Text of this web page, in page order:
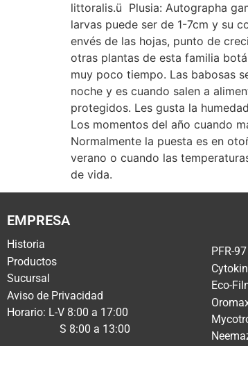
littoralis.ü Plusia: Autographa
larvas puede ser de 1-7cm y su
envés de las hojas, punto de
otras plantas de esta familia
muy poco tiempo. Las babosas
noche y es cuando salen a
protegidos. Les gusta la
Los momentos del año cuando
Normalmente la puesta es en
verano o cuando las
de vida.
EMPRESA
Historia
Productos
Sucursal
Aviso de Privacidad
Horario: L-V 8:00 a 17:00
S 8:00 a 13:00
PFR-97
Cytokin
Eco-